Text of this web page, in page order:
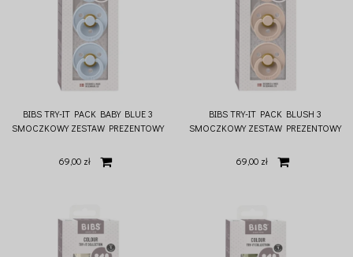
BIBS TRY-IT PACK BABY BLUE 3
SMOCZKOWY ZESTAW PREZENTOWY
69,00 zł
BIBS TRY-IT PACK BLUSH 3
SMOCZKOWY ZESTAW PREZENTOWY
69,00 zł